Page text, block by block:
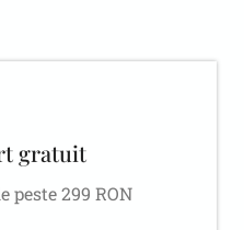
gratuit
peste 299 RON